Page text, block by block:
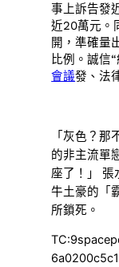
事上訴告發
近20萬元。
開，準確量
比例。誠信
會議發、法
「灰色？
的非主流單
座了！」 張
牛土豪的「
所鎖死。